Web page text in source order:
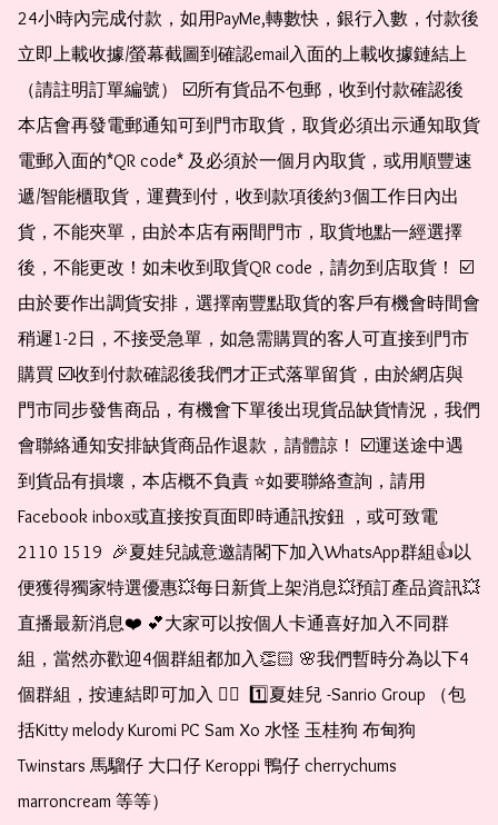
24小時內完成付款，如用PayMe,轉數快，銀行入數，付款後
立即上載收據/螢幕截圖到確認email入面的上載收據鏈結上
（請註明訂單編號） ☑️所有貨品不包郵，收到付款確認後
本店會再發電郵通知可到門市取貨，取貨必須出示通知取貨
電郵入面的*QR code* 及必須於一個月內取貨，或用順豐速
遞/智能櫃取貨，運費到付，收到款項後約3個工作日內出
貨，不能夾單，由於本店有兩間門市，取貨地點一經選擇
後，不能更改！如未收到取貨QR code，請勿到店取貨！ ☑️
由於要作出調貨安排，選擇南豐點取貨的客戶有機會時間會
稍遲1-2日，不接受急單，如急需購買的客人可直接到門市
購買 ☑️收到付款確認後我們才正式落單留貨，由於網店與
門市同步發售商品，有機會下單後出現貨品缺貨情況，我們
會聯絡通知安排缺貨商品作退款，請體諒！ ☑️運送途中遇
到貨品有損壞，本店概不負責 ⭐️如要聯絡查詢，請用
Facebook inbox或直接按頁面即時通訊按鈕 ，或可致電
2110 1519  🎉夏娃兒誠意邀請閣下加入WhatsApp群組👍以
便獲得獨家特選優惠💥每日新貨上架消息💥預訂產品資訊💥
直播最新消息❤️ 💕大家可以按個人卡通喜好加入不同群
組，當然亦歡迎4個群組都加入👏🏻 🌸我們暫時分為以下4
個群組，按連結即可加入 👇🏻  1️⃣夏娃兒 -Sanrio Group （包
括Kitty melody Kuromi PC Sam Xo 水怪 玉桂狗 布甸狗
Twinstars 馬騮仔 大口仔 Keroppi 鴨仔 cherrychums
marroncream 等等）